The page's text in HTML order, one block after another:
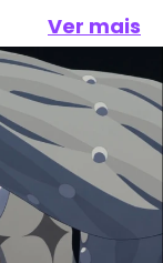
Ver mais